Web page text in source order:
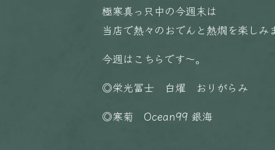
極寒真っ只中の今週末は
当店で熱々のおでんと熱燗を楽しみ
今週はこちらです〜。
◎栄光冨士 白燿 おりがらみ
◎寒菊 Ocean99 銀海